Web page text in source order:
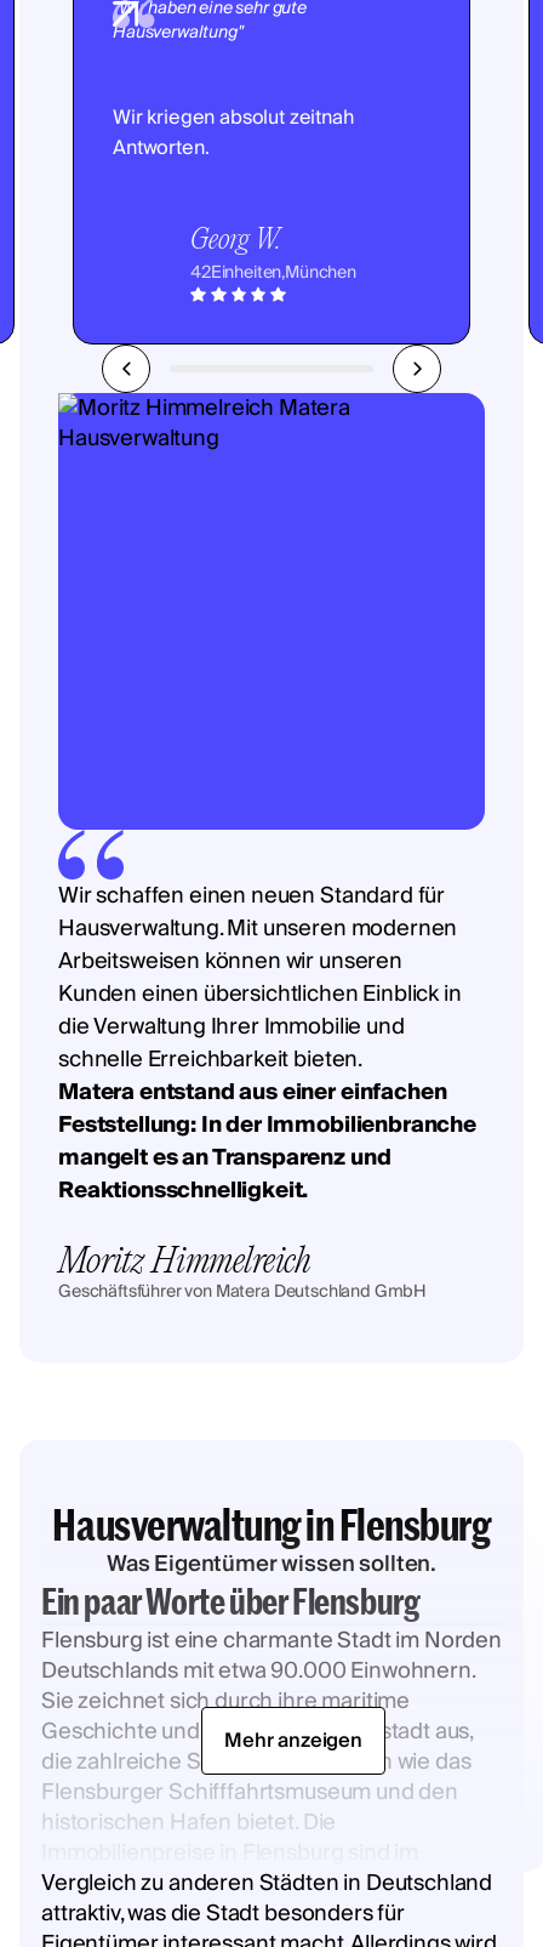
"Wir haben eine sehr gute
Hausverwaltung"
Wir kriegen absolut zeitnah
Antworten.
Georg W.
42Einheiten,München
Wir schaffen einen neuen Standard für
Hausverwaltung. Mit unseren modernen
Arbeitsweisen können wir unseren
Kunden einen übersichtlichen Einblick in
die Verwaltung Ihrer Immobilie und
schnelle Erreichbarkeit bieten.
Matera entstand aus einer einfachen
Feststellung: In der Immobilienbranche
mangelt es an Transparenz und
Reaktionsschnelligkeit.
Moritz Himmelreich
Geschäftsführer von Matera Deutschland GmbH
Hausverwaltung in Flensburg
Was Eigentümer wissen sollten.
Ein paar Worte über Flensburg
Flensburg ist eine charmante Stadt im Norden
Deutschlands mit etwa 90.000 Einwohnern.
Sie zeichnet sich durch ihre maritime
Geschichte und die malerische Altstadt aus,
die zahlreiche Sehenswürdigkeiten wie das
Flensburger Schifffahrtsmuseum und den
historischen Hafen bietet. Die
Vergleich zu anderen Städten in Deutschland
attraktiv, was die Stadt besonders für
Mehr anzeigen